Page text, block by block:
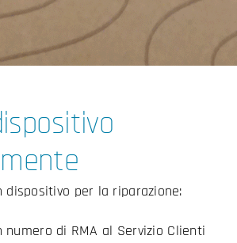
dispositivo per la riparazione:
numero di RMA al Servizio Clienti